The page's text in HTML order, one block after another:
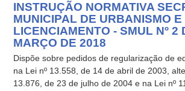
INSTRUÇÃO NORMATIVA
MUNICIPAL DE URBANISMO E
LICENCIAMENTO - SMUL Nº 2
MARÇO DE 2018
Dispõe sobre pedidos de regularização de
na Lei nº 13.558, de 14 de abril de 2003,
13.876, de 23 de julho de 2004 e na Lei nº